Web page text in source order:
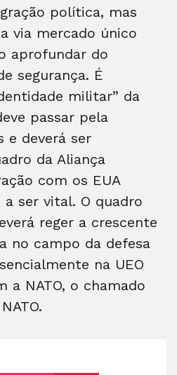
política, mas
via mercado único
aprofundar do
segurança. É
militar” da
passar pela
e deverá ser
da Aliança
com os EUA
ser vital. O quadro
reger a crescente
no campo da defesa
na UEO
a NATO, o chamado